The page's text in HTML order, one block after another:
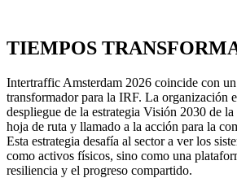
TIEMPOS
Intertraffic Amsterdam 2026 coincide con
transformador para la IRF. La organización
despliegue de la estrategia Visión 2030 de
hoja de ruta y llamado a la acción para la
Esta estrategia desafía al sector a ver los
como activos físicos, sino como una
resiliencia y el progreso compartido.